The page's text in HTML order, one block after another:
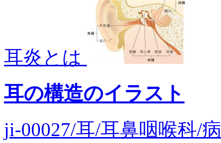
耳炎とは
耳の構造のイラスト
ji-00027/耳/耳鼻咽喉科/